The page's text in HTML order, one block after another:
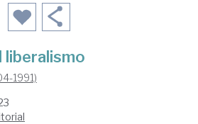
liberalismo
1991)